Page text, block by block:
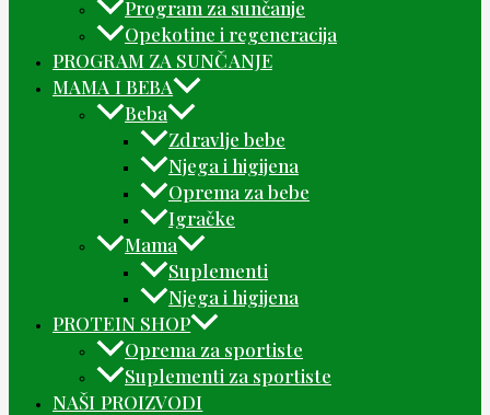
Program za sunčanje
Opekotine i regeneracija
PROGRAM ZA SUNČANJE
MAMA I BEBA
Beba
Zdravlje bebe
Njega i higijena
Oprema za bebe
Igračke
Mama
Suplementi
Njega i higijena
PROTEIN SHOP
Oprema za sportiste
Suplementi za sportiste
NAŠI PROIZVODI